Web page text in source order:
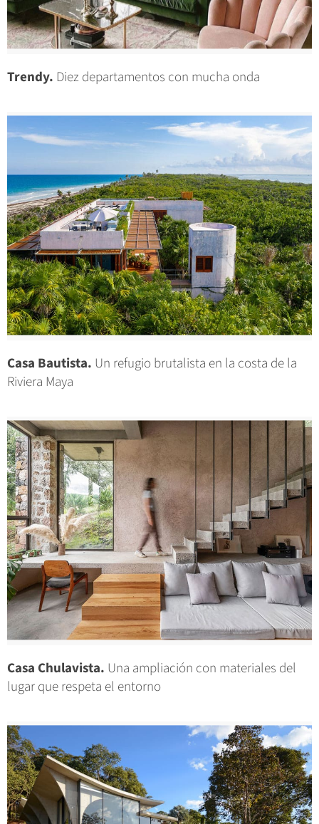
Trendy. Diez departamentos con mucha onda
Casa Bautista. Un refugio brutalista en la costa de la
Riviera Maya
Casa Chulavista. Una ampliación con materiales del
lugar que respeta el entorno